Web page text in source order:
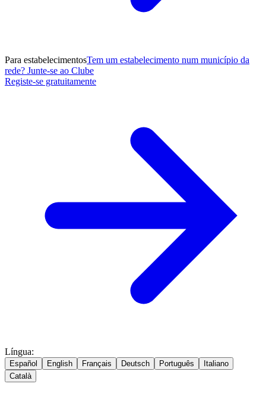
Para estabelecimentosTem um estabelecimento num município da
rede? Junte-se ao Clube
Registe-se gratuitamente
Língua:
Español English Français Deutsch Português
Italiano
Català